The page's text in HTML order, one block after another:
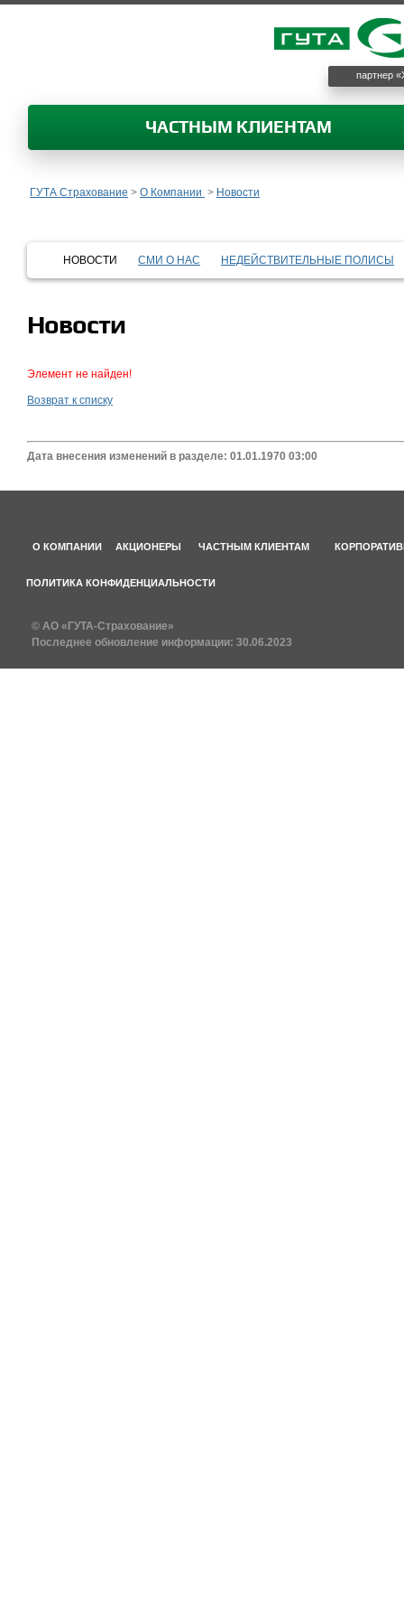
партнер
ЧАСТНЫМ КЛИЕНТАМ
ГУТА Страхование > О Компании > Новости
НОВОСТИ СМИ О НАС НЕДЕЙСТВИТЕЛЬНЫЕ ПОЛИСЫ
Новости
Элемент не найден!
Возврат к списку
Дата внесения изменений в разделе: 01.01.1970 03:00
О КОМПАНИИ АКЦИОНЕРЫ ЧАСТНЫМ КЛИЕНТАМ
ПОЛИТИКА КОНФИДЕНЦИАЛЬНОСТИ
© АО «ГУТА-Страхование»
Последнее обновление информации: 30.06.2023